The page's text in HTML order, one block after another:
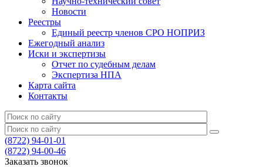
Новости
Реестры
Единый реестр членов СРО НОПРИЗ
Ежегодный анализ
Иски и экспертизы
Отчет по судебным делам
Экспертиза НПА
Карта сайта
Контакты
(8722) 94-01-01
(8722) 94-00-46
Заказать звонок